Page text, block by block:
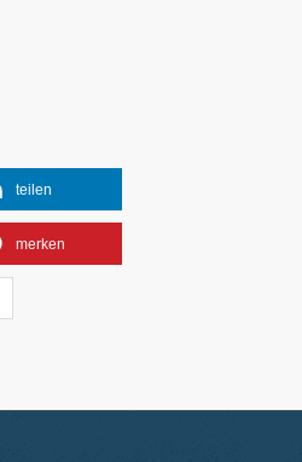
teilen
merken